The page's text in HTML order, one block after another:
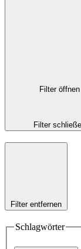
Filter öffnen
Filter
Filter entfernen
Schlagwörter